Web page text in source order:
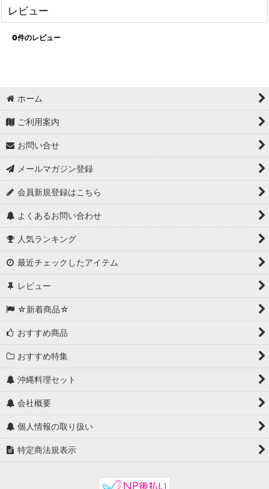
レビュー
0件のレビュー
ホーム
ご利用案内
お問い合せ
メールマガジン登録
会員新規登録はこちら
よくあるお問い合わせ
人気ランキング
最近チェックしたアイテム
レビュー
☆新着商品☆
おすすめ商品
おすすめ特集
沖縄料理セット
会社概要
個人情報の取り扱い
特定商法規表示